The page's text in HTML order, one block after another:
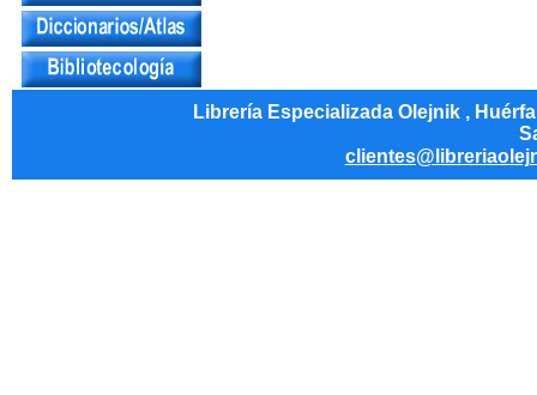
Librería Especializada Olejnik ,